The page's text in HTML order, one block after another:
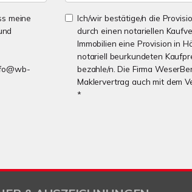
meine
Ich/wir bestätige/n die
durch einen notariellen
Immobilien eine Provision in
notariell beurkundeten
bezahle/n. Die Firma
Maklervertrag auch mit dem
*